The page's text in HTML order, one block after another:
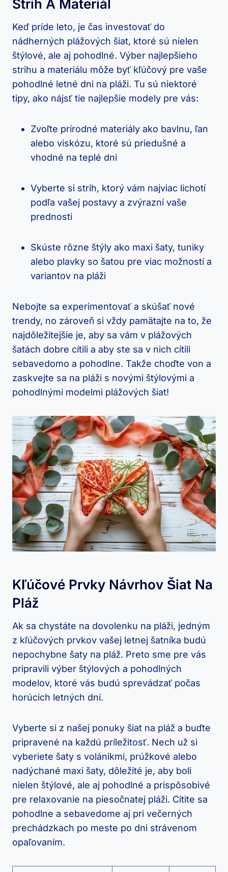
Strih A Materiál
Keď príde leto, je čas investovať do
nádherných plážových šiat, ktoré sú nielen
štýlové, ale aj pohodlné. Výber najlepšieho
strihu a materiálu môže byť kľúčový pre vaše
pohodlné letné dni na pláži. Tu sú niektoré
tipy, ako nájsť tie najlepšie modely pre vás:
Zvoľte prírodné materiály ako bavlnu, ľan
alebo viskózu, ktoré sú priedušné a
vhodné na teplé dni
Vyberte si strih, ktorý vám najviac lichotí
podľa vašej postavy a zvýrazní vaše
prednosti
Skúste rôzne štýly ako maxi šaty, tuniky
alebo plavky so šatou pre viac možností a
variantov na pláži
Nebojte sa experimentovať a skúšať nové
trendy, no zároveň si vždy pamätajte na to, že
najdôležitejšie je, aby sa vám v plážových
šatách dobre cítili a aby ste sa v nich cítili
sebavedomo a pohodlne. Takže choďte von a
zaskvejte sa na pláži s novými štýlovými a
pohodlnými modelmi plážových šiat!
Kľúčové Prvky Návrhov Šiat Na
Pláž
Ak sa chystáte na dovolenku na pláži, jedným
z kľúčových prvkov vašej letnej šatníka budú
nepochybne šaty na pláž. Preto sme pre vás
pripravili výber štýlových a pohodlných
modelov, ktoré vás budú sprevádzať počas
horúcich letných dní.
Vyberte si z našej ponuky šiat na pláž a buďte
pripravené na každú príležitosť. Nech už si
vyberiete šaty s volánikmi, prúžkové alebo
nadýchané maxi šaty, dôležité je, aby boli
nielen štýlové, ale aj pohodlné a prispôsobivé
pre relaxovanie na piesočnatej pláži. Cítite sa
pohodlne a sebavedome aj pri večerných
prechádzkach po meste po dni strávenom
opaľovaním.